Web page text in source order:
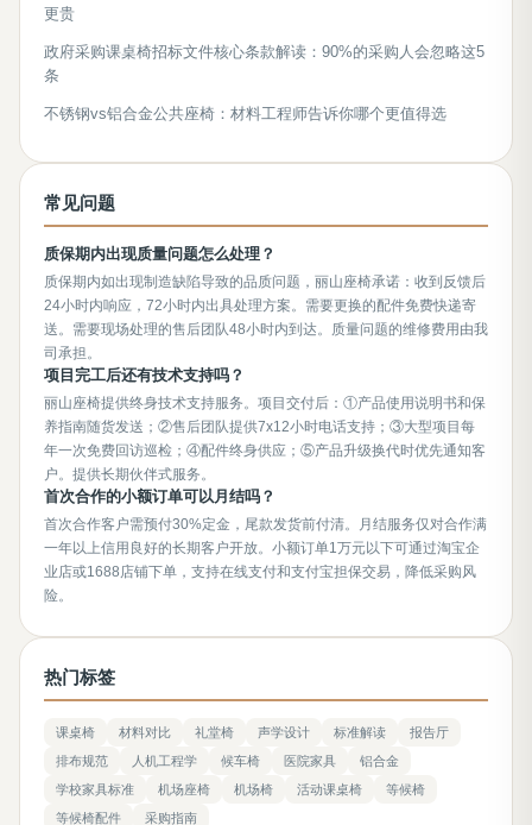
更贵
政府采购课桌椅招标文件核心条款解读：90%的采购人会忽略这5
条
不锈钢vs铝合金公共座椅：材料工程师告诉你哪个更值得选
常见问题
质保期内出现质量问题怎么处理？
质保期内如出现制造缺陷导致的品质问题，丽山座椅承诺：收到反馈后
24小时内响应，72小时内出具处理方案。需要更换的配件免费快递寄
送。需要现场处理的售后团队48小时内到达。质量问题的维修费用由我
司承担。
项目完工后还有技术支持吗？
丽山座椅提供终身技术支持服务。项目交付后：①产品使用说明书和保
养指南随货发送；②售后团队提供7x12小时电话支持；③大型项目每
年一次免费回访巡检；④配件终身供应；⑤产品升级换代时优先通知客
户。提供长期伙伴式服务。
首次合作的小额订单可以月结吗？
首次合作客户需预付30%定金，尾款发货前付清。月结服务仅对合作满
一年以上信用良好的长期客户开放。小额订单1万元以下可通过淘宝企
业店或1688店铺下单，支持在线支付和支付宝担保交易，降低采购风
险。
热门标签
课桌椅 材料对比 礼堂椅 声学设计 标准解读
报告厅
排布规范
人机工程学 候车椅 医院家具
铝合金
学校家具标准
机场座椅 机场椅 活动课桌椅
等候椅
等候椅配件
采购指南